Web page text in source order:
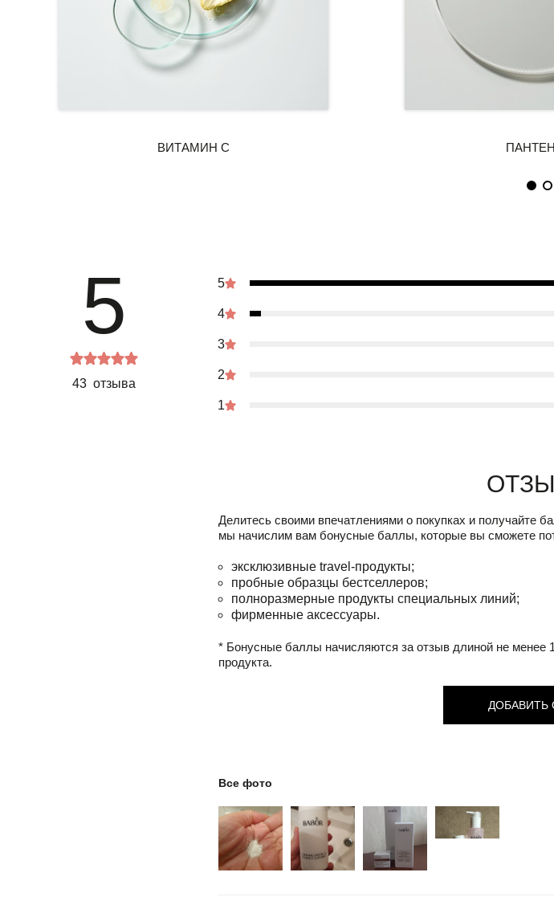
5
43 отзыва
5
4
3
2
1
Делитесь своими впечатлениями о покупках и получайте
мы начислим вам бонусные баллы, которые вы сможете
эксклюзивные travel-продукты;
пробные образцы бестселлеров;
полноразмерные продукты специальных линий;
фирменные аксессуары.
* Бонусные баллы начисляются за отзыв длиной не менее
продукта.
ДОБАВИТЬ
Все фото